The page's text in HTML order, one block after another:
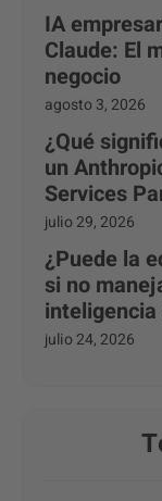
IA
Claude: El
negocio
agosto 3, 2026
¿Qué
un
Services
julio 29, 2026
¿Puede la
si no
julio 24, 2026